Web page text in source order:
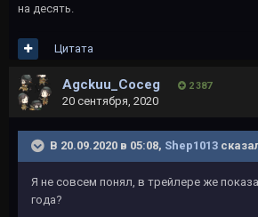
на десять.
Цитата
Agckuu_Coceg 2 387
20 сентября, 2020
В 20.09.2020 в 05:08, Shep1013
Я не совсем понял, в трейлере же
года?